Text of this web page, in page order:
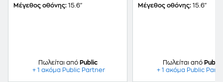
i7-14650HX/16 GB/1TB
Μέγεθος οθόνης: 15.6"
Πωλείται από Public
+ 1 ακόμα Public Partner
13620H/16 GB/1TB
Μέγεθος οθόνης: 15.6"
Πωλείται από Public
+ 1 ακόμα Public